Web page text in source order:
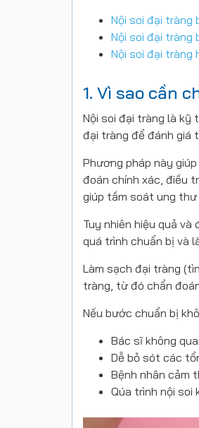
Nội soi đại tràng
Nội soi đại tràng
Nội soi đại tràng
1. Vì sao cần
Nội soi đại tràng là kỹ
đại tràng để đánh giá
Phương pháp này
đoán chính xác, điều
giúp tầm soát ung thư
Tuy nhiên hiệu quả
quá trình chuẩn bị và
Làm sạch đại tràng
tràng, từ đó chẩn
Nếu bước chuẩn bị
Bác sĩ không
Dễ bỏ sót các
Bệnh nhân cảm
Qúa trình nội soi